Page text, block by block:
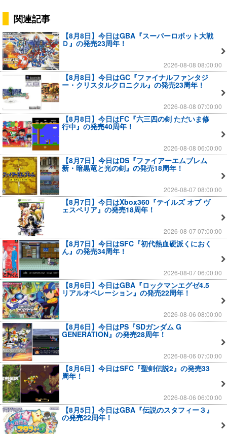
関連記事
【8月8日】今日はGBA『スーパーロボット大戦
Ｄ』の発売23周年！
2026-08-08 08:00:00
【8月8日】今日はGC『ファイナルファンタジ
ー・クリスタルクロニクル』の発売23周年！
2026-08-08 07:00:00
【8月8日】今日はFC『六三四の剣 ただいま修
行中』の発売40周年！
2026-08-08 06:00:00
【8月7日】今日はDS『ファイアーエムブレム
新・暗黒竜と光の剣』の発売18周年！
2026-08-07 08:00:00
【8月7日】今日はXbox360『テイルズ オブ ヴ
ェスペリア』の発売18周年！
2026-08-07 07:00:00
【8月7日】今日はSFC『初代熱血硬派くにおく
ん』の発売34周年！
2026-08-07 06:00:00
【8月6日】今日はGBA『ロックマンエグゼ4.5
リアルオペレーション』の発売22周年！
2026-08-06 08:00:00
【8月6日】今日はPS『SDガンダム G
GENERATION』の発売28周年！
2026-08-06 07:00:00
【8月6日】今日はSFC『聖剣伝説2』の発売33
周年！
2026-08-06 06:00:00
【8月5日】今日はGBA『伝説のスタフィー３』
の発売22周年！